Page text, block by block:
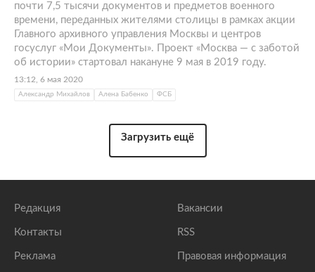
почти 7,5 тысячи документов и предметов военного
времени, переданных жителями столицы в рамках акции
Главного архивного управления Москвы и центров
госуслуг «Мои Документы». Проект «Москва — с заботой
об истории» стартовал накануне 9 мая в 2019 году.
13:12, 6 мая 2020
Александр Михайлов Алена Бабенко ФСБ
Загрузить ещё
Редакция
Контакты
Реклама
Вакансии
RSS
Правовая информация